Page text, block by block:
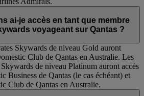
ai-je accès en tant que membre
voyageant sur Qantas ?
Skywards de niveau Gold auront
Club de Qantas en Australie. Les
de niveau Platinum auront accès
Business de Qantas (le cas échéant) et
Club de Qantas en Australie.